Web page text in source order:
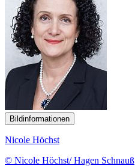
Bildinformationen
Nicole Höchst
© Nicole Höchst/ Hagen Schnauß